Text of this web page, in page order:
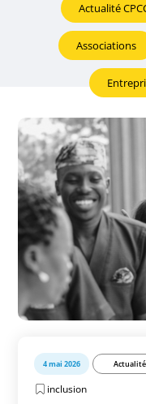
Actualité
Associations
4 mai 2026
inclusion